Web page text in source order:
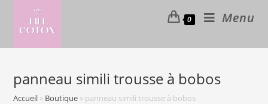
content
0 Menu
panneau simili trousse à bobos
Accueil » Boutique » panneau simili trousse à bobos